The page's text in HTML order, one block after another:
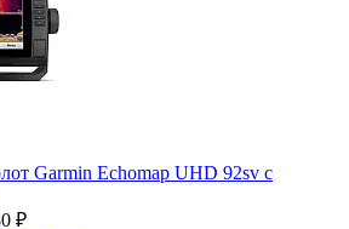
Garmin Echomap UHD 92sv с
₽